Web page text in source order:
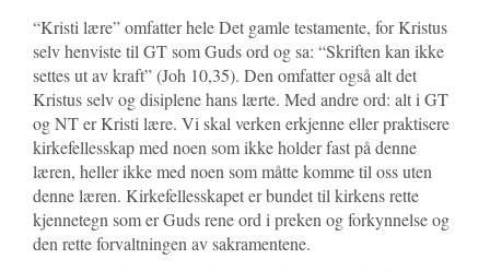
“Kristi lære” omfatter hele Det gamle testamente, for Kristus
selv henviste til GT som Guds ord og sa: “Skriften kan ikke
settes ut av kraft” (Joh 10,35). Den omfatter også alt det
Kristus selv og disiplene hans lærte. Med andre ord: alt i GT
og NT er Kristi lære. Vi skal verken erkjenne eller praktisere
kirkefellesskap med noen som ikke holder fast på denne
læren, heller ikke med noen som måtte komme til oss uten
denne læren. Kirkefellesskapet er bundet til kirkens rette
kjennetegn som er Guds rene ord i preken og forkynnelse og
den rette forvaltningen av sakramentene.